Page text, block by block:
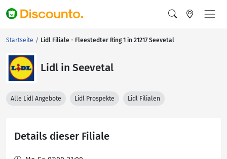
Startseite Lidl Filiale - Fleestedter Ring 1 in 21217 Seevetal
Lidl in Seevetal
Alle Lidl Angebote Lidl Prospekte Lidl Filialen
Details dieser Filiale